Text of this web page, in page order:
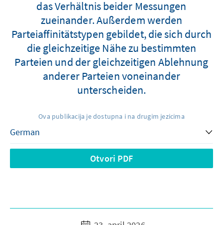
das Verhältnis beider Messungen
zueinander. Außerdem werden
Parteiaffinitätstypen gebildet, die sich durch
die gleichzeitige Nähe zu bestimmten
Parteien und der gleichzeitigen Ablehnung
anderer Parteien voneinander
unterscheiden.
Ova publikacija je dostupna i na drugim jezicima
Otvori PDF